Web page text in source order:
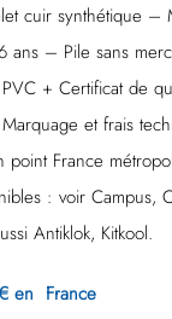
cuir synthétique –
ans – Pile sans
+ Certificat de
et frais
point France
: voir Campus,
Antiklok, Kitkool.
en France